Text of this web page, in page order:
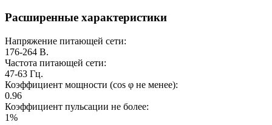
Расширенные характеристики
Напряжение питающей сети:
176-264 В.
Частота питающей сети:
47-63 Гц.
Коэффициент мощности (cos φ не менее):
0.96
Коэффициент пульсации не более:
1%